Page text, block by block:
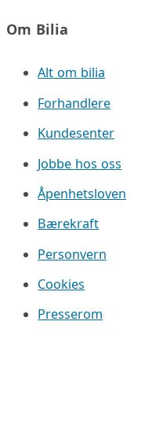
Om Bilia
Alt om bilia
Forhandlere
Kundesenter
Jobbe hos oss
Åpenhetsloven
Bærekraft
Personvern
Cookies
Presserom